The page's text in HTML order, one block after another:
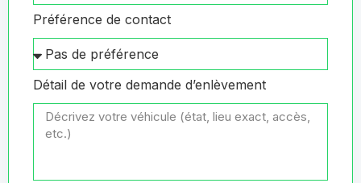
Préférence de contact
Détail de votre demande d’enlèvement